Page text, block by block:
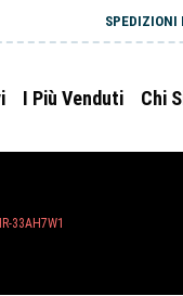
SPEDIZIONI
I Più Venduti Chi
33AH7W1